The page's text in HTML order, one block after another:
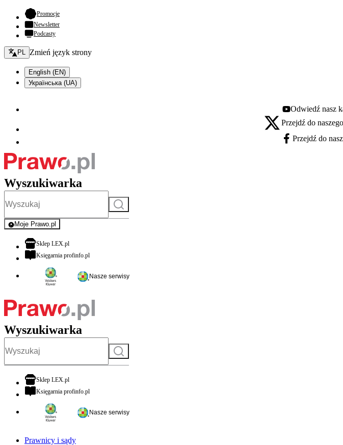
Promocje- otwiera się w nowej karcie
Newsletter
Podcasty
Zmień język - bieżący:
PL Zmień język strony
English (EN)
Українська (UA)
Youtube - otwiera się w
Odwiedź nasz
X - otwiera się w nowej karcie
Przejdź do
Facebook - otwiera się
Przejdź do
Wyszukiwarka
Szukaj
Moje Prawo.pl
- rejestracja i logowanie do serwisu
Sklep LEX.plotwiera się w nowej karcie
Księgarnia profinfo.plotwiera się w nowej karcie
Nasze serwisy
Wyszukiwarka
Szukaj
Sklep LEX.plotwiera się w nowej karcie
Księgarnia profinfo.plotwiera się w nowej karcie
Nasze serwisy
Prawnicy i sądy